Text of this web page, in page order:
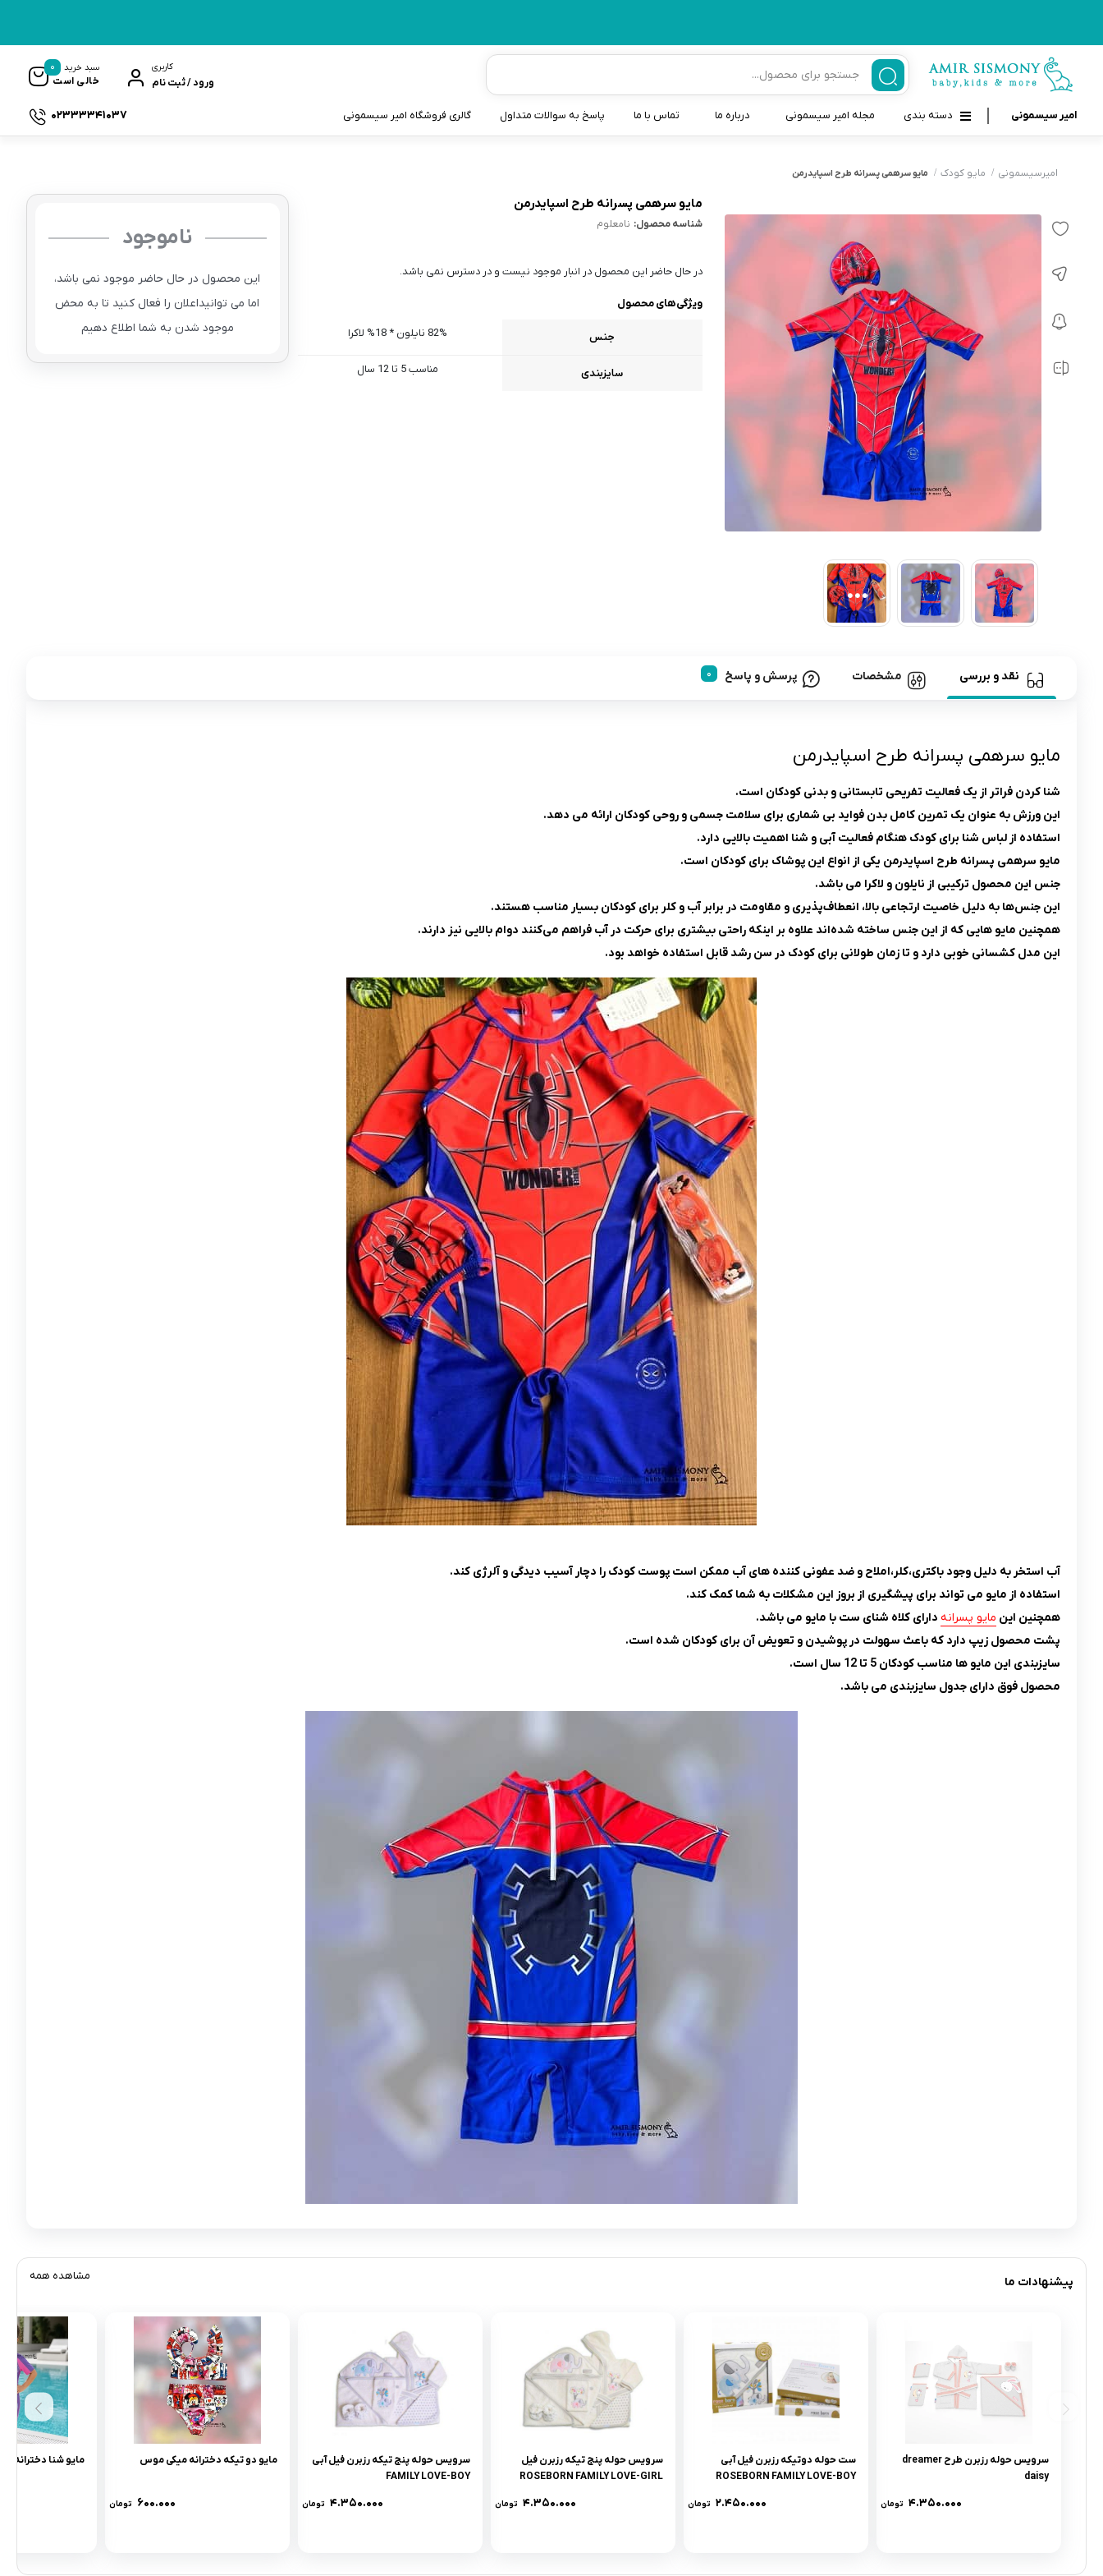
کاربری
ورود / ثبت نام
سبد خرید
خالی است
0
امیر سیسمونی دسته بندی
قاب و بندپستانک
سرنگ داروخوری نوزاد
شانه برس کودک
پواربینی
مسواک و خمیر دندان کودک
تب سنج نوزاد و کودک
رابط و پد سینه
دستگاه بخور سرد کودک
مایع استریل
لوازم حمام نوزاد
لوازم اتاق نوزاد و کودک
اسباب بازی دخترانه و پسرانه
مجله امیر سیسمونی درباره ما تماس با ما پاسخ به سوالات متداول گالری فروشگاه امیر سیسمونی 02333341037
امیرسیسمونی مایو کودک مایو سرهمی پسرانه طرح اسپایدرمن
مایو سرهمی پسرانه طرح اسپایدرمن
شناسه محصول: نامعلوم
در حال حاضر این محصول در انبار موجود نیست و در دسترس نمی باشد.
ویژگی‌های محصول
جنس 82% نایلون * 18% لاکرا
سایزبندی مناسب 5 تا 12 سال
ناموجود
این محصول در حال حاضر موجود نمی باشد،
اما می توانیداعلان را فعال کنید تا به محض
موجود شدن به شما اطلاع دهیم
نقد و بررسی مشخصات پرسش و پاسخ
مایو سرهمی پسرانه طرح اسپایدرمن
شنا کردن فراتر از یک فعالیت تفریحی تابستانی و بدنی کودکان است.
این ورزش به عنوان یک تمرین کامل بدن فواید بی شماری برای سلامت جسمی و روحی کودکان ارائه می دهد.
استفاده از لباس شنا برای کودک هنگام فعالیت آبی و شنا اهمیت بالایی دارد.
مایو سرهمی پسرانه طرح اسپایدرمن یکی از انواع این پوشاک برای کودکان است.
جنس این محصول ترکیبی از نایلون و لاکرا می باشد.
این جنس‌ها به دلیل خاصیت ارتجاعی بالا، انعطاف‌پذیری و مقاومت در برابر آب و کلر برای کودکان بسیار مناسب هستند.
همچنین مایو هایی که از این جنس‌ ساخته شده‌اند علاوه بر اینکه راحتی بیشتری برای حرکت در آب فراهم می‌کنند دوام بالایی نیز دارند.
این مدل کشسانی خوبی دارد و تا زمان طولانی برای کودک در سن رشد قابل استفاده خواهد بود.
آب استخر به دلیل وجود باکتری،کلر،املاح و ضد عفونی کننده های آب ممکن است پوست کودک را دچار آسیب دیدگی و آلرژی کند.
استفاده از مایو می تواند برای پیشگیری از بروز این مشکلات به شما کمک کند.
همچنین این مایو پسرانه دارای کلاه شنای ست با مایو می باشد.
پشت محصول زیپ دارد که باعث سهولت در پوشیدن و تعویض آن برای کودکان شده است.
سایزبندی این مایو ها مناسب کودکان 5 تا 12 سال است.
محصول فوق دارای جدول سایزبندی می باشد.
پیشنهادات ما مشاهده همه
سرویس حوله رزبرن طرح dreamer
daisy
۴.۳۵۰.۰۰۰ تومان
ست حوله دوتيکه رزبرن فيل آبى
ROSEBORN FAMILY LOVE-BOY
۲.۴۵۰.۰۰۰ تومان
سرويس حوله پنج تيکه رزبرن فيل
ROSEBORN FAMILY LOVE-GIRL
۴.۳۵۰.۰۰۰ تومان
سرويس حوله پنج تيکه رزبرن فيل آبى
FAMILY LOVE-BOY
۴.۳۵۰.۰۰۰ تومان
مایو دو تیکه دخترانه میکی موس
۶۰۰.۰۰۰ تومان
مایو شنا دخترانه